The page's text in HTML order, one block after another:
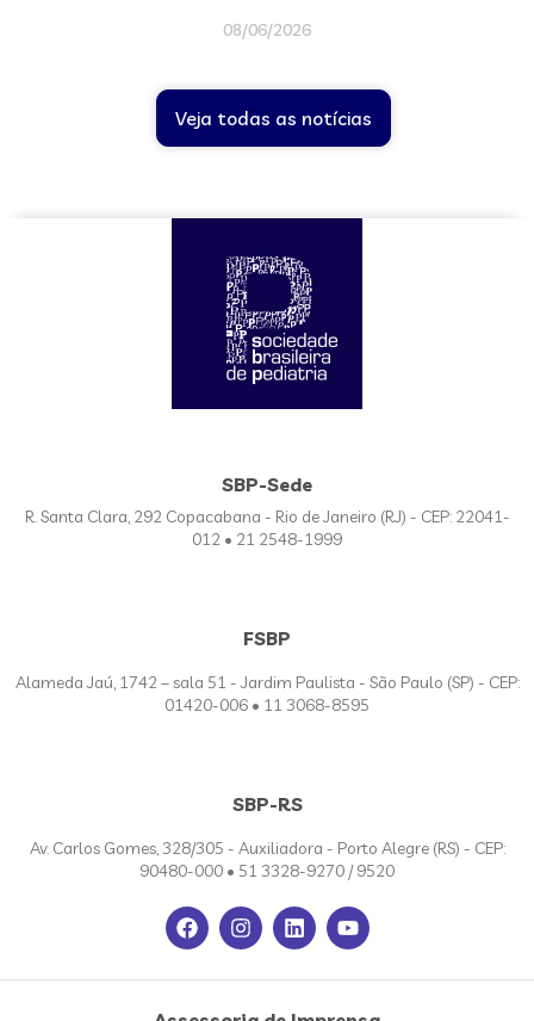
08/06/2026
Veja todas as notícias
SBP-Sede
R. Santa Clara, 292 Copacabana - Rio de Janeiro (RJ) - CEP: 22041-
012 • 21 2548-1999
FSBP
Alameda Jaú, 1742 – sala 51 - Jardim Paulista - São Paulo (SP) - CEP:
01420-006 • 11 3068-8595
SBP-RS
Av. Carlos Gomes, 328/305 - Auxiliadora - Porto Alegre (RS) - CEP:
90480-000 • 51 3328-9270 / 9520